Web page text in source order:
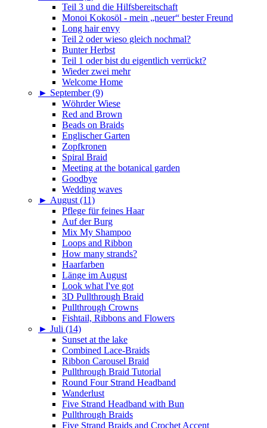
Teil 3 und die Hilfsbereitschaft
Monoi Kokosöl - mein „neuer“ bester Freund
Long hair envy
Teil 2 oder wieso gleich nochmal?
Bunter Herbst
Teil 1 oder bist du eigentlich verrückt?
Wieder zwei mehr
Welcome Home
► September (9)
Wöhrder Wiese
Red and Brown
Beads on Braids
Englischer Garten
Zopfkronen
Spiral Braid
Meeting at the botanical garden
Goodbye
Wedding waves
► August (11)
Pflege für feines Haar
Auf der Burg
Mix My Shampoo
Loops and Ribbon
How many strands?
Haarfarben
Länge im August
Look what I've got
3D Pullthrough Braid
Pullthrough Crowns
Fishtail, Ribbons and Flowers
► Juli (14)
Sunset at the lake
Combined Lace-Braids
Ribbon Carousel Braid
Pullthrough Braid Tutorial
Round Four Strand Headband
Wanderlust
Five Strand Headband with Bun
Pullthrough Braids
Five Strand Braids and Crochet Accent